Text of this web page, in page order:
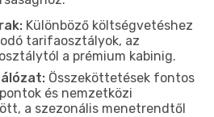
Különböző költségvetéshez
tarifaosztályok, az
a prémium kabinig.
Összeköttetések fontos
és nemzetközi
a szezonális menetrendtől